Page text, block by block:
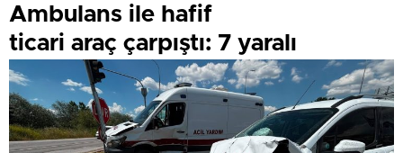
Ambulans ile hafif
ticari araç çarpıştı: 7 yaralı